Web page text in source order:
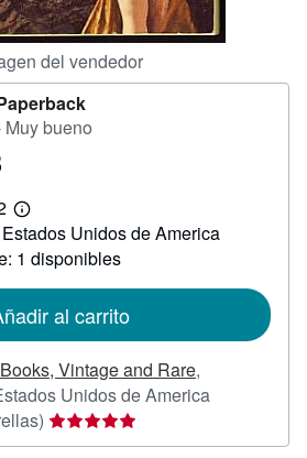
del vendedor
bueno
Más
información
sobre
las
envío
Unidos de America
1 disponibles
al carrito
Vintage and Rare,
Unidos de America
Calificación
del